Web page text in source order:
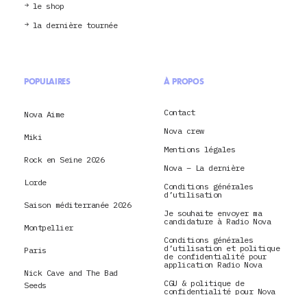
le shop
la dernière tournée
POPULAIRES
Nova Aime
Miki
Rock en Seine 2026
Lorde
Saison méditerranée 2026
Montpellier
Paris
Nick Cave and The Bad
Seeds
À PROPOS
Contact
Nova crew
Mentions légales
Nova – La dernière
Conditions générales
d’utilisation
Je souhaite envoyer ma
candidature à Radio Nova
Conditions générales
d’utilisation et politique
de confidentialité pour
application Radio Nova
CGU & politique de
confidentialité pour Nova